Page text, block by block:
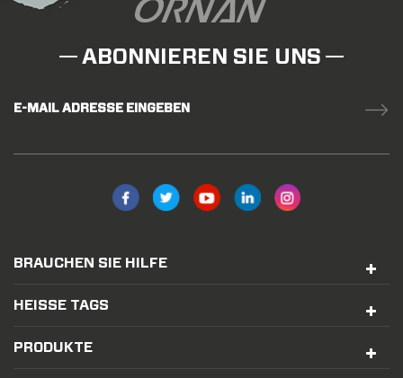
ABONNIEREN SIE UNS
E-MAIL ADRESSE EINGEBEN
BRAUCHEN SIE HILFE
HEISSE TAGS
PRODUKTE